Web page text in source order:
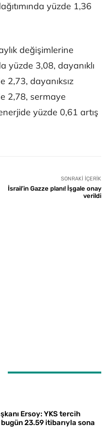
yüzde 1,36
değişimlerine
yüzde 3,08, dayanıklı
2,73, dayanıksız
2,78, sermaye
yüzde 0,61 artış
SONRAKI İÇERIK
İsrail’in Gazze planı! İşgale onay
verildi
Ersoy: YKS tercih
23.59 itibarıyla sona